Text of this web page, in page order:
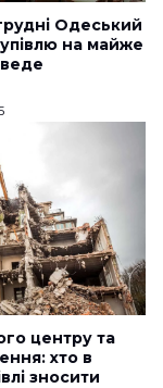
Одеський
на майже
центру та
хто в
зносити